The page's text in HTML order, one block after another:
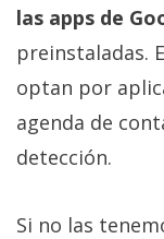
las apps de
preinstaladas.
optan por
agenda de
detección.
Si no las